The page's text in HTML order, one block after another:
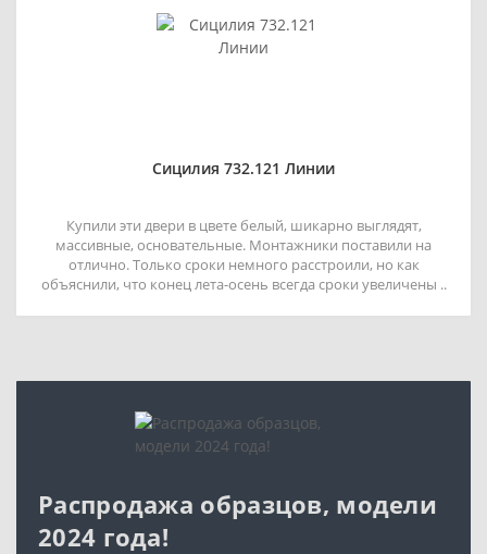
Сицилия 732.121 Линии
Купили эти двери в цвете белый, шикарно выглядят,
массивные, основательные. Монтажники поставили на
отлично. Только сроки немного расстроили, но как
объяснили, что конец лета-осень всегда сроки увеличены ..
Распродажа образцов, модели
2024 года!